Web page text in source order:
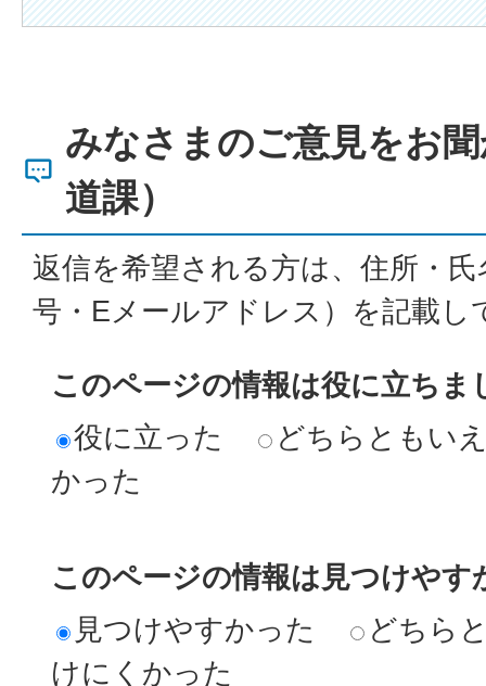
みなさまのご意見をお
道課）
返信を希望される方は、住所・
号・Eメールアドレス）を記載し
このページの情報は役に立ちま
役に立った
どちらともい
かった
このページの情報は見つけやす
見つけやすかった
どちら
けにくかった